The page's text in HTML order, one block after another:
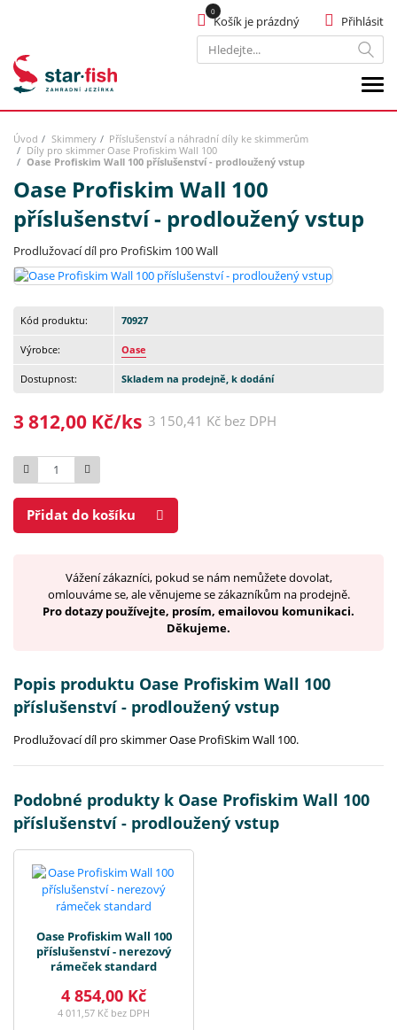
Hledat
Přihlásit
Košík je prázdný
Úvod Skimmery
Příslušenství a náhradní díly ke skimmerům
Díly pro skimmer Oase Profiskim Wall 100
Oase Profiskim Wall 100 příslušenství - prodloužený vstup
Oase Profiskim Wall 100
příslušenství - prodloužený vstup
Prodlužovací díl pro ProfiSkim 100 Wall
Kód produktu: 70927
Výrobce: Oase
Dostupnost: Skladem na prodejně, k dodání
3 812,00 Kč/ks 3 150,41 Kč bez DPH
Počet
Přidat do košíku
Vážení zákazníci, pokud se nám nemůžete dovolat,
omlouváme se, ale věnujeme se zákazníkům na prodejně.
Pro dotazy používejte, prosím, emailovou komunikaci.
Děkujeme.
Popis produktu Oase Profiskim Wall 100
příslušenství - prodloužený vstup
Prodlužovací díl pro skimmer Oase ProfiSkim Wall 100.
Podobné produkty k Oase Profiskim Wall 100
příslušenství - prodloužený vstup
Oase Profiskim Wall 100
příslušenství - nerezový
rámeček standard
4 854,00 Kč
4 011,57 Kč bez DPH